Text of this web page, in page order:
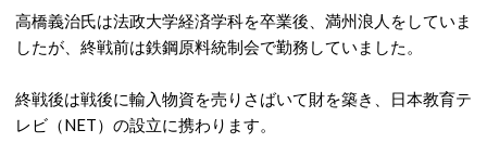
高橋義治氏は法政大学経済学科を卒業後、満州浪人をしていま
したが、終戦前は鉄鋼原料統制会で勤務していました。
終戦後は戦後に輸入物資を売りさばいて財を築き、日本教育テ
レビ（NET）の設立に携わります。